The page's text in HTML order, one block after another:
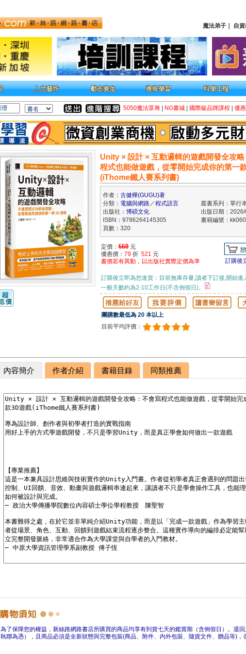
魔法弟子
自
5050魔法眾籌 NG書城 國際級品牌課程 優
Unity × 設計 × 互動邏輯的遊戲開發全攻
程式也能做遊戲，從零開始完成你的第一
(iThome鐵人賽系列書)
作者： 古健樺(GUGU)著
分類： 電腦與網路／程式語言
叢書系列：單行
出版社： 博碩文化
出版日期：2026/
ISBN：9786264145305
書籍編號：
頁數：320
定價： 660 元
優惠價： 79 折 521 元
書價若有異動，以出版社實際定價為準
訂購後
訂購後立即為您進貨：目前無庫存量,讀者下訂後,開始進
一般天數約為2-10工作日(不含例假日)。
團購數最低為 20 本以上
目前平均評價：
內容簡介 作者介紹 書籍目錄 同類推薦
為了保障您的權益，新絲路網路書店所購買的商品均享有到貨七天的鑑賞期（含例假日）。退
執聯為憑），且商品必須是全新狀態與完整包裝(商品、附件、內外包裝、隨貨文件、贈品等)，